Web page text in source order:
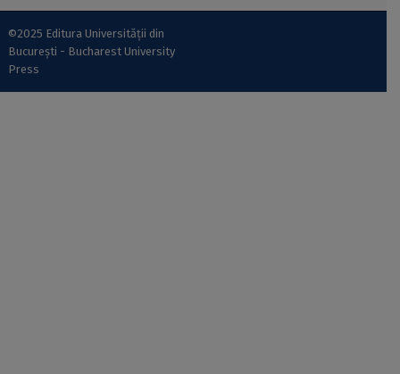
©2025 Editura Universității din
București - Bucharest University
Press